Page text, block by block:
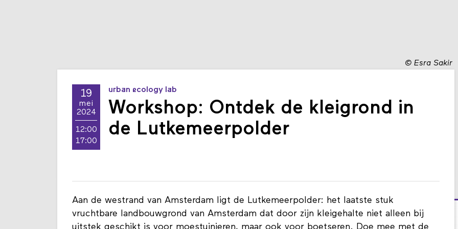
©Esra Sakir
19
mei
2024
12:00
17:00
urban ecology lab
Workshop: Ontdek de kleigrond in
de Lutkemeerpolder
Aan de westrand van Amsterdam ligt de Lutkemeerpolder: het laatste stuk
vruchtbare landbouwgrond van Amsterdam dat door zijn kleigehalte niet alleen bij